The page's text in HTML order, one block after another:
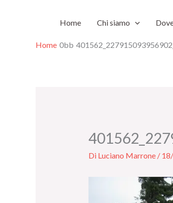
Home Chi siamo
Home
Di Luciano Marrone /